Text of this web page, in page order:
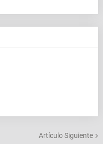
Artículo Siguiente